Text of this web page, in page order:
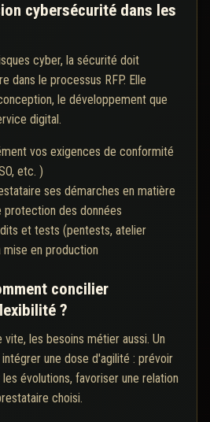
cybersécurité dans les
cyber, la sécurité doit
dans le processus RFP. Elle
le développement que
digital.
vos exigences de conformité
etc. )
ses démarches en matière
des données
et tests (pentests, atelier
en production
concilier
?
vite, les besoins métier aussi. Un
une dose d'agilité : prévoir
évolutions, favoriser une relation
choisi.